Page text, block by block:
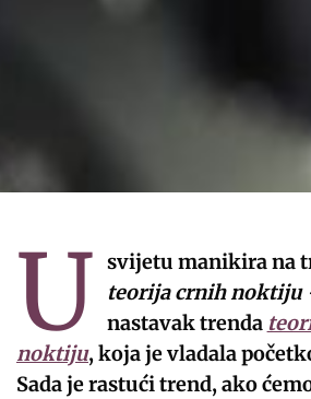
U svijetu manikira na
teorija crnih noktiju
nastavak trenda
noktiju, koja je vladala
Sada je rastući trend, ako